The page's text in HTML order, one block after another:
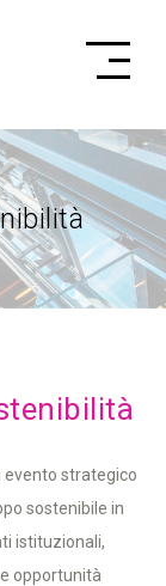
evento strategico
sostenibile in
istituzionali,
opportunità